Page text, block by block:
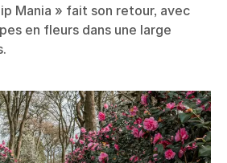
Mania » fait son retour, avec
en fleurs dans une large